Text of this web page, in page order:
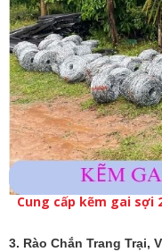
Cung cấp kẽm gai sợi
3. Rào Chắn Trang Trại,